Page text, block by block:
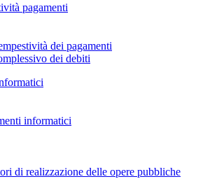
pagamenti
dei pagamenti
dei debiti
informatici
di realizzazione delle opere pubbliche